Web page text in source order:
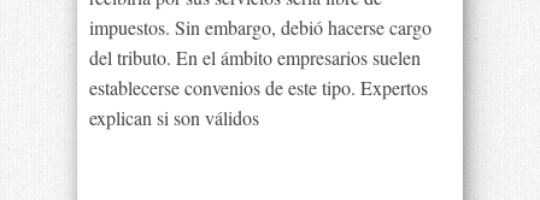
impuestos. Sin embargo, debió hacerse cargo
del tributo. En el ámbito empresarios suelen
establecerse convenios de este tipo. Expertos
explican si son válidos